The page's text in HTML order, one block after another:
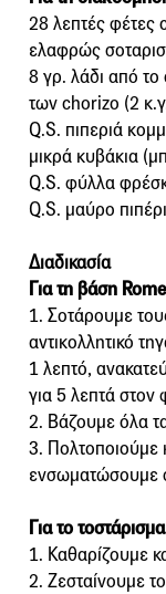
28 λεπτές φέτες
ελαφρώς
8 γρ. λάδι από το
των chorizo (2
Q.S. πιπεριά
μικρά κυβάκια
Q.S. φύλλα
Q.S. μαύρο πιπέρι
Διαδικασία
Για τη βάση
1. Σοτάρουμε
αντικολλητικό
1 λεπτό,
για 5 λεπτά
2. Βάζουμε όλα
3. Πολτοποιούμε
ενσωματώσουμε
Για το τοστάρισμα
1. Καθαρίζουμε
2. Ζεσταίνουμε